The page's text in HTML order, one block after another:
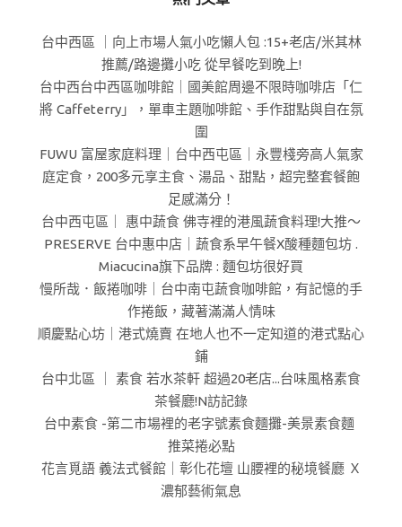
台中西區 ｜向上市場人氣小吃懶人包 :15+老店/米其林
推薦/路邊攤小吃 從早餐吃到晚上!
台中西台中西區咖啡館｜國美館周邊不限時咖啡店「仁
將 Caffeterry」，單車主題咖啡館、手作甜點與自在氛
圍
FUWU 富屋家庭料理｜台中西屯區｜永豐棧旁高人氣家
庭定食，200多元享主食、湯品、甜點，超完整套餐飽
足感滿分！
台中西屯區｜ 惠中蔬食 佛寺裡的港風蔬食料理!大推～
PRESERVE 台中惠中店｜蔬食系早午餐X酸種麵包坊 .
Miacucina旗下品牌 : 麵包坊很好買
慢所哉．飯捲咖啡｜台中南屯蔬食咖啡館，有記憶的手
作捲飯，藏著滿滿人情味
順慶點心坊｜港式燒賣 在地人也不一定知道的港式點心
鋪
台中北區 ｜ 素食 若水茶軒 超過20老店...台味風格素食
茶餐廳!N訪記錄
台中素食 -第二市場裡的老字號素食麵攤-美景素食麵
推菜捲必點
花言覓語 義法式餐館｜彰化花壇 山腰裡的秘境餐廳 Ｘ
濃郁藝術氣息